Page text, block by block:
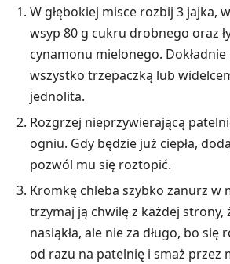
W głębokiej misce rozbij 3 jajka,
wsyp 80 g cukru drobnego oraz
cynamonu mielonego.
wszystko trzepaczką lub
jednolita.
Rozgrzej nieprzywierającą
ogniu. Gdy będzie już ciepła,
pozwól mu się roztopić.
Kromkę chleba szybko zanurz w
trzymaj ją chwilę z każdej strony,
nasiąkła, ale nie za długo, bo się
od razu na patelnię i smaż przez